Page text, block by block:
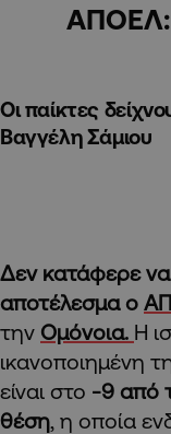
ΑΠΟΕΛ:
Οι παίκτες
Βαγγέλη Σάμιου
Δεν κατάφερε
αποτέλεσμα ο
την Ομόνοια. Η
ικανοποιημένη
είναι στο -9 από
θέση, η οποία